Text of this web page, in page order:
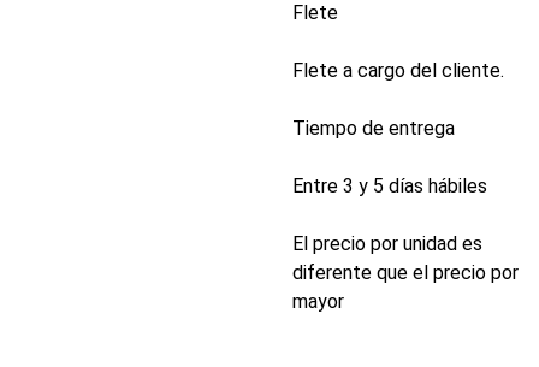
Flete
Flete a cargo del cliente.
Tiempo de entrega
Entre 3 y 5 días hábiles
El precio por unidad es
diferente que el precio por
mayor